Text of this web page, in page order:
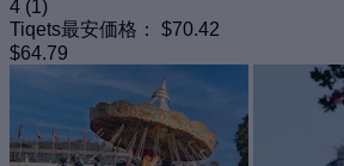
4 (1)
Tiqets最安価格：
$70.42
$64.79